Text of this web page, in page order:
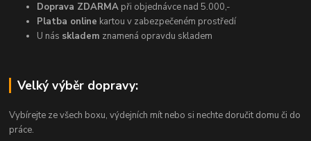
Doprava ZDARMA při objednávce nad 5.000,-
Platba online kartou v zabezpečeném prostředí
U nás skladem znamená opravdu skladem
Velký výběr dopravy:
Vybírejte ze všech boxu, výdejních mít nebo si nechte doručit domu či do
práce.